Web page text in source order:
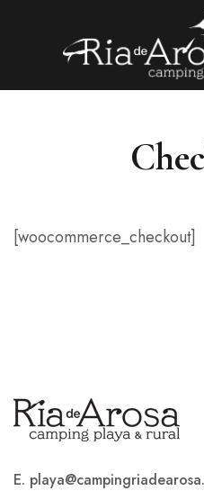
[woocommerce_checkout]
E.